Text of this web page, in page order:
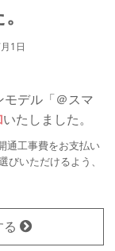
1日
デル「＠スマ
いたしました。
通工事費をお支払い
いただけるよう、